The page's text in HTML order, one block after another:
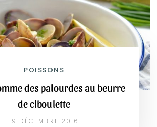
POISSONS
des palourdes au beurre
de ciboulette
19 DÉCEMBRE 2016